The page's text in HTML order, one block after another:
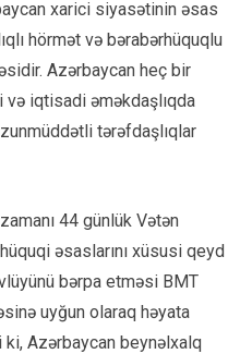
xarici siyasətinin əsas
hörmət və bərabərhüquqlu
Azərbaycan heç bir
iqtisadi əməkdaşlıqda
tərəfdaşlıqlar
44 günlük Vətən
əsaslarını xüsusi qeyd
bərpa etməsi BMT
uyğun olaraq həyata
Azərbaycan beynəlxalq